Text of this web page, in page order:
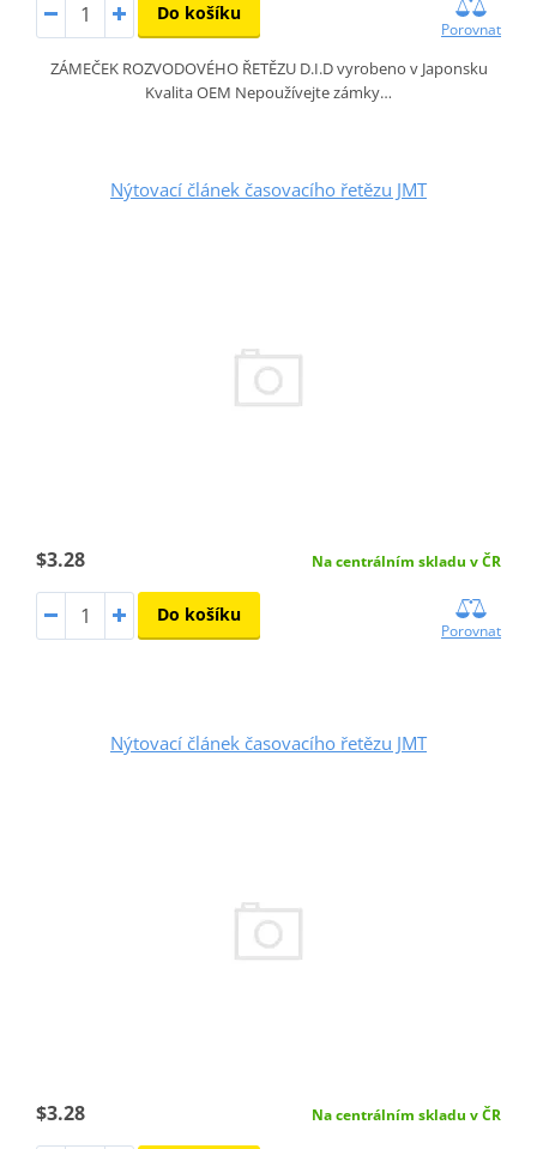
Do košíku
Porovnat
ZÁMEČEK ROZVODOVÉHO ŘETĚZU D.I.D vyrobeno v Japonsku
Kvalita OEM Nepoužívejte zámky…
Nýtovací článek časovacího řetězu JMT
$3.28 Na centrálním skladu v ČR
Do košíku
Porovnat
Nýtovací článek časovacího řetězu JMT
$3.28 Na centrálním skladu v ČR